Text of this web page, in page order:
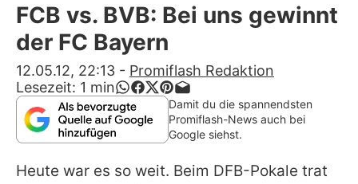
Alle Themen auf Promiflash
App runterladen
Team
Redaktionelle Richtlinien
FCB vs. BVB: Bei uns gewinnt
der FC Bayern
12.05.12, 22:13 - Promiflash Redaktion
Lesezeit: 1 min
Damit du die spannendsten
Promiflash-News auch bei
Google siehst.
Heute war es so weit. Beim DFB-Pokale trat